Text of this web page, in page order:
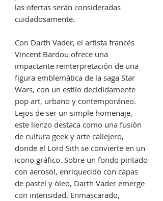
las ofertas serán consideradas
cuidadosamente.
Con Darth Vader, el artista francés
Vincent Bardou ofrece una
impactante reinterpretación de una
figura emblemática de la saga Star
Wars, con un estilo decididamente
pop art, urbano y contemporáneo.
Lejos de ser un simple homenaje,
este lienzo destaca como una fusión
de cultura geek y arte callejero,
donde el Lord Sith se convierte en un
icono gráfico. Sobre un fondo pintado
con aerosol, enriquecido con capas
de pastel y óleo, Darth Vader emerge
con intensidad. Enmascarado,